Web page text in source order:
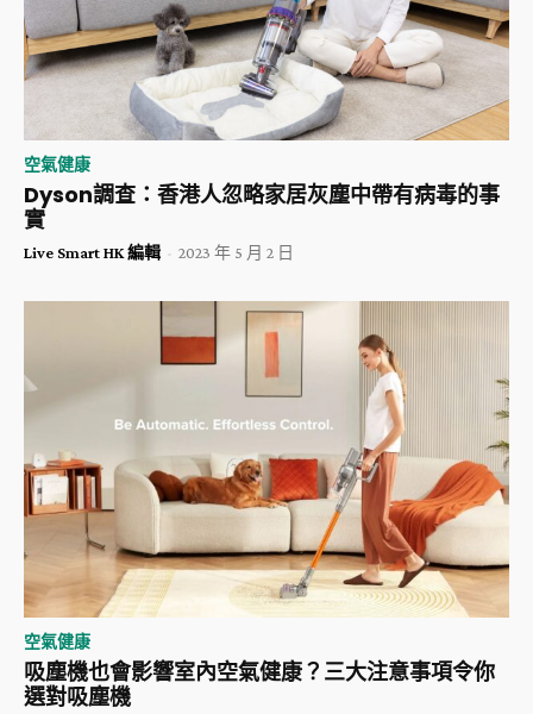
空氣健康
Dyson調查：香港人忽略家居灰塵中帶有病毒的事
實
Live Smart HK 編輯 - 2023 年 5 月 2 日
空氣健康
吸塵機也會影響室內空氣健康？三大注意事項令你
選對吸塵機